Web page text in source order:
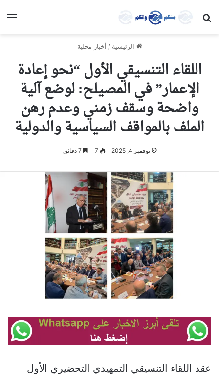
بحث عن
الرئيسية / أخبار محلية
اللقاء التنسيقي الأول “نحو إعادة
الإعمار” في المصيلح: لوضع آلية
واضحة وسقف زمني وعدم رهن
الملف بالمواقف السياسية والدولية
نوفمبر 4, 2025 7
عقد اللقاء التنسيقي التمهيدي التحضيري الأول